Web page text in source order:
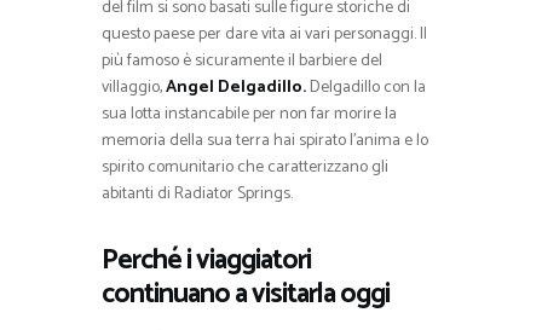
del film si sono basati sulle figure storiche di
questo paese per dare vita ai vari personaggi. Il
più famoso è sicuramente il barbiere del
villaggio,Angel Delgadillo.Delgadillo con la
sua lotta instancabile per non far morire la
memoria della sua terra hai spirato l’anima e lo
spirito comunitario che caratterizzano gli
abitanti di Radiator Springs.
Perché i viaggiatori
continuano a visitarla oggi